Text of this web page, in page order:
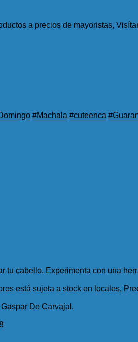
a precios de mayoristas,
#Machala #cuteenca
tu cabello. Experimenta con una
está sujeta a stock en locales,
De Carvajal.